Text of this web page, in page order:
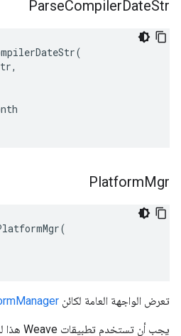
ParseCompilerDateStr
(
,
PlatformMgr
تعرض الواجهة العامة لكائن
يجب أن تستخدم تطبيقات Weave هذا للوصول إلى ميزات كائن